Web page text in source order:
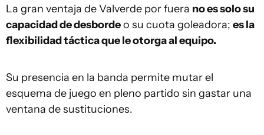
La gran ventaja de Valverde por fuera no es solo su
capacidad de desbordeo su cuota goleadora; es la
flexibilidad táctica que le otorga al equipo.
Su presencia en la banda permite mutar el
esquema de juego en pleno partido sin gastar una
ventana de sustituciones.